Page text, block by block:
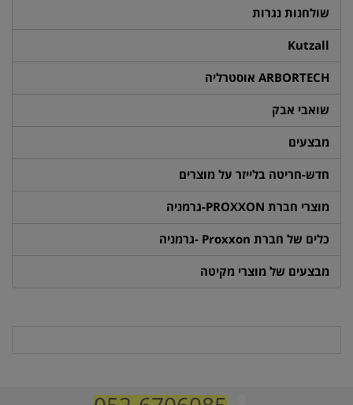
שולחנות נגרות
Kutzall
ARBORTECH אוסטרליה
שואבי אבק
מבצעים
חדש-חריטה בלייזר על מוצרים
מוצרי חברת PROXXON-גרמניה
כלים של חברת Proxxon -גרמניה
מבצעים של מוצרי מקיטה